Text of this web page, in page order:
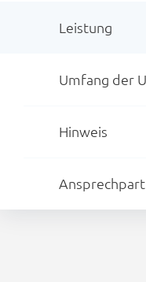
Leistung
Umfang der
Hinweis